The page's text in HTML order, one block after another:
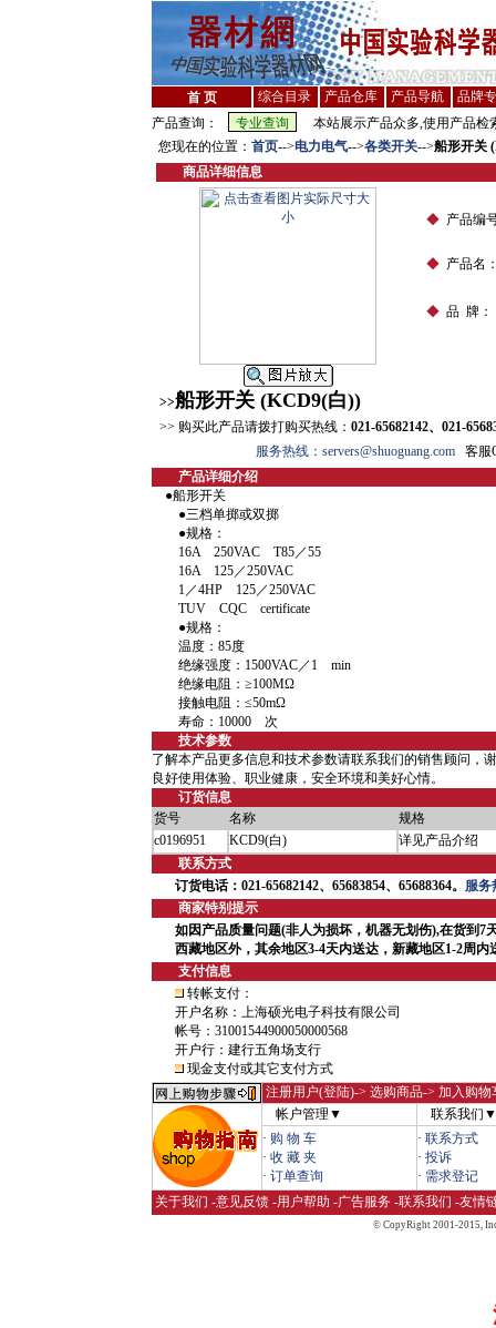
首 页 综合目录 产品仓库 产品导航
品牌
产品查询：
本站展示产品众多,使用产品检
您现在的位置： 首页-->电力电气-->各类开关-->船形开关
商品详细信息
◆ 产品编
◆ 产品名
◆ 品 牌：
>>船形开关 (KCD9(白))
>> 购买此产品请拨打购买热线： 021-65682142、021-
服务热线：servers@shuoguang.com客服
产品详细介绍
●船形开关
●三档单掷或双掷
●规格：
16A 250VAC T85／55
16A 125／250VAC
1／4HP 125／250VAC
TUV CQC certificate
●规格：
温度：85度
绝缘强度：1500VAC／1 min
绝缘电阻：≥100MΩ
接触电阻：≤50mΩ
寿命：10000 次
技术参数
了解本产品更多信息和技术参数请联系我们的销售顾问，
良好使用体验、职业健康，安全环境和美好心情。
订货信息
货号
名称
规格
c0196951
KCD9(白)
详见产品介绍
联系方式
订货电话：021-65682142、65683854、65688364。 服务
商家特别提示
如因产品质量问题(非人为损坏，机器无划伤),在货到7
西藏地区外，其余地区3-4天内送达，新藏地区1-2周内
支付信息
转帐支付：
开户名称：上海硕光电子科技有限公司
帐号：31001544900050000568
开户行：建行五角场支行
现金支付或其它支付方式
注册用户(登陆)-> 选购商品-> 加入购
帐户管理▼
联系我们▼
· 购 物 车
· 收 藏 夹
· 订单查询
· 联系方式
· 投诉
· 需求登记
关于我们 -意见反馈 -用户帮助 -广告服务 -联系我们 -友情
© CopyRight 2001-2015,